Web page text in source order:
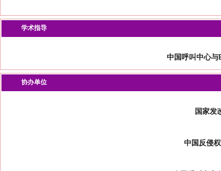
学术指导
中国呼叫中心与
协办单位
国家发
中国反侵